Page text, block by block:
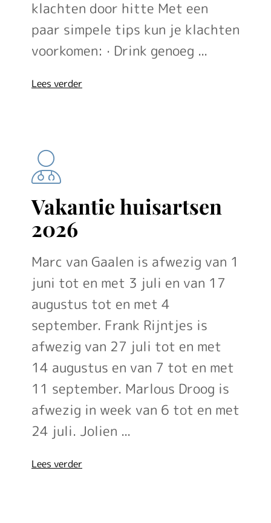
klachten door hitte Met een
paar simpele tips kun je klachten
voorkomen: · Drink genoeg ...
Lees verderover
Vakantie huisartsen
2026
Marc van Gaalen is afwezig van 1
juni tot en met 3 juli en van 17
augustus tot en met 4
september. Frank Rijntjes is
afwezig van 27 juli tot en met
14 augustus en van 7 tot en met
11 september. Marlous Droog is
afwezig in week van 6 tot en met
24 juli. Jolien ...
Lees verderover